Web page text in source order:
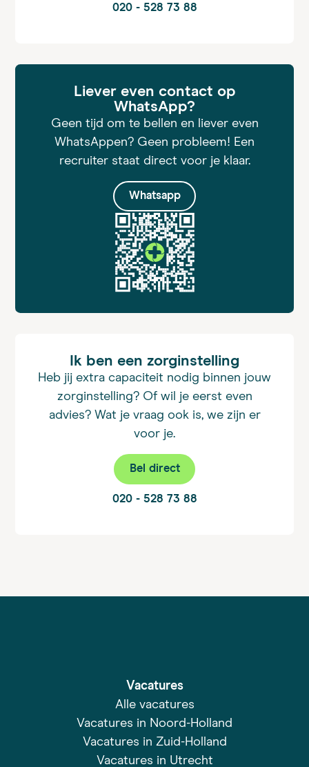
020 - 528 73 88
Liever even contact op
WhatsApp?
Geen tijd om te bellen en liever even
WhatsAppen? Geen probleem! Een
recruiter staat direct voor je klaar.
Whatsapp
Ik ben een zorginstelling
Heb jij extra capaciteit nodig binnen jouw
zorginstelling? Of wil je eerst even
advies? Wat je vraag ook is, we zijn er
voor je.
Bel direct
020 - 528 73 88
Vacatures
Alle vacatures
Vacatures in Noord-Holland
Vacatures in Zuid-Holland
Vacatures in Utrecht